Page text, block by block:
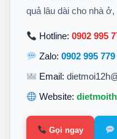
quả lâu dài cho nhà
Hotline:0902 995
Zalo:0902 995 779
Email:
Website:
Gọi ngay